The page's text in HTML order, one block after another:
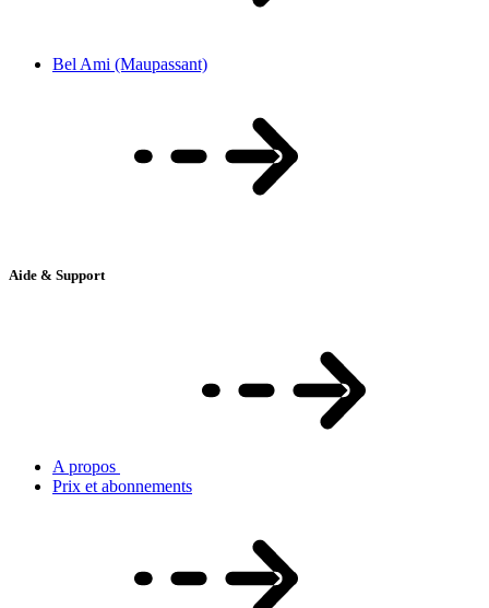
Bel Ami (Maupassant)
Aide & Support
A propos
Prix et abonnements